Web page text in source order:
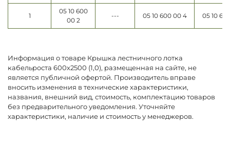
1
05 10 600
00 2
--- 05 10 600 00 4 05 10
Информация о товаре Крышка лестничного лотка
кабельроста 600х2500 (1,0), размещенная на сайте, не
является публичной офертой. Производитель вправе
вносить изменения в технические характеристики,
названия, внешний вид, стоимость, комплектацию товаров
без предварительного уведомления. Уточняйте
характеристики, наличие и стоимость у менеджеров.